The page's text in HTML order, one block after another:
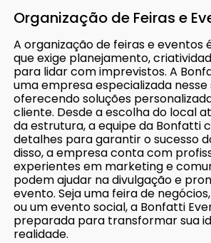
Organização de Feiras e
A organização de feiras e eventos
que exige planejamento,
para lidar com imprevistos. A
uma empresa especializada
oferecendo soluções
cliente. Desde a escolha do local
da estrutura, a equipe da Bonfatti
detalhes para garantir o sucesso
disso, a empresa conta com
experientes em marketing e
podem ajudar na divulgação e
evento. Seja uma feira de
ou um evento social, a Bonfatti
preparada para transformar sua
realidade.